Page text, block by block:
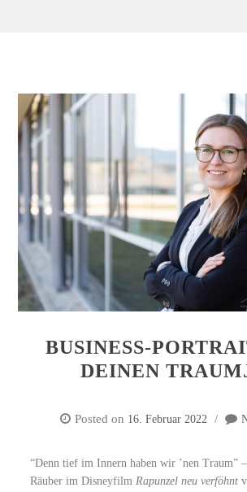
BUSINESS-
DEINEN
Posted on 16. Februar 2022
“Denn tief im Innern haben wir ’nen Traum”
Räuber im DisneyfilmRapunzel neu verföhnt